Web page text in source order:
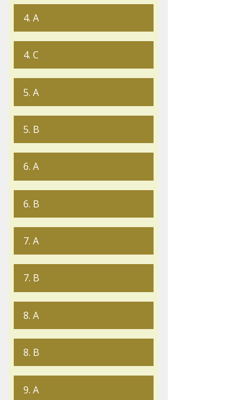
4. A
4. C
5. A
5. B
6. A
6. B
7. A
7. B
8. A
8. B
9. A